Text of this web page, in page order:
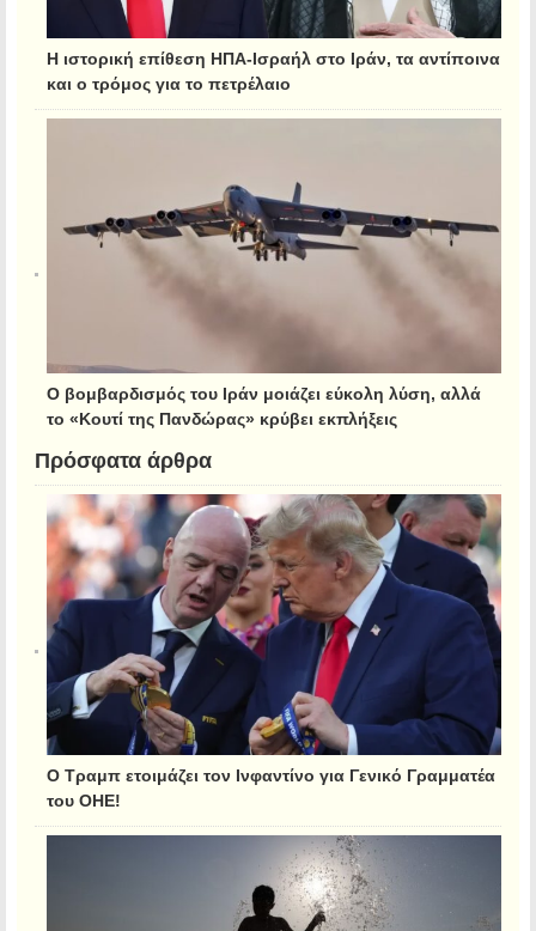
Η ιστορική επίθεση ΗΠΑ-Ισραήλ στο Ιράν, τα αντίποινα
και ο τρόμος για το πετρέλαιο
Ο βομβαρδισμός του Ιράν μοιάζει εύκολη λύση, αλλά
το «Κουτί της Πανδώρας» κρύβει εκπλήξεις
Πρόσφατα άρθρα
Ο Τραμπ ετοιμάζει τον Ινφαντίνο για Γενικό Γραμματέα
του ΟΗΕ!